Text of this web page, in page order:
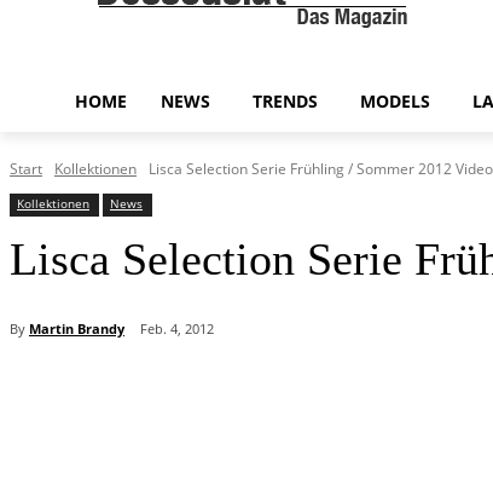
HOME NEWS TRENDS MODELS
Start Kollektionen Lisca Selection Serie Frühling / Sommer 2012 Video
Kollektionen News
Lisca Selection Serie
By Martin Brandy Feb. 4, 2012